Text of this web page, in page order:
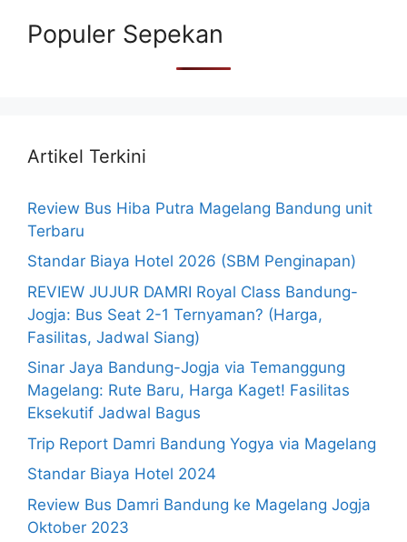
Populer Sepekan
Artikel Terkini
Review Bus Hiba Putra Magelang Bandung unit
Terbaru
Standar Biaya Hotel 2026 (SBM Penginapan)
REVIEW JUJUR DAMRI Royal Class Bandung-
Jogja: Bus Seat 2-1 Ternyaman? (Harga,
Fasilitas, Jadwal Siang)
Sinar Jaya Bandung-Jogja via Temanggung
Magelang: Rute Baru, Harga Kaget! Fasilitas
Eksekutif Jadwal Bagus
Trip Report Damri Bandung Yogya via Magelang
Standar Biaya Hotel 2024
Review Bus Damri Bandung ke Magelang Jogja
Oktober 2023